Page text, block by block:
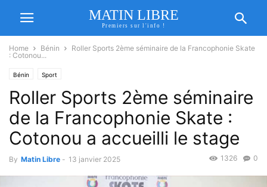
MATIN LIBRE
Premiers sur l'info !
Home Bénin
Roller Sports 2ème séminaire de la Francophonie Skate
: Cotonou...
Bénin Sport
Roller Sports 2ème séminaire
de la Francophonie Skate :
Cotonou a accueilli le stage
By Matin Libre - 13 janvier 2025 0
1326